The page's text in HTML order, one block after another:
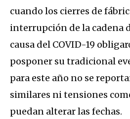
cuando los cierres de
interrupción de la cadena
causa del COVID-19
posponer su tradicional
para este año no se
similares ni tensiones
puedan alterar las fechas.